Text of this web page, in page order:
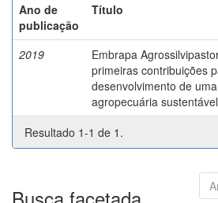
Ano de
publicação
Título
2019
Embrapa
primeiras contribuições
desenvolvimento de uma
agropecuária
Resultado 1-1 de 1.